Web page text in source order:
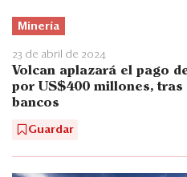
Minería
23 de abril de 2024
Volcan aplazará el pago
por US$400 millones,
bancos
Guardar